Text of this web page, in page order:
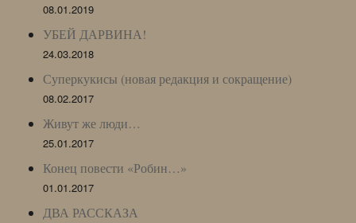
08.01.2019
УБЕЙ ДАРВИНА!
24.03.2018
Суперкукисы (новая редакция и сокращение)
08.02.2017
Живут же люди…
25.01.2017
Конец повести «Робин…»
01.01.2017
ДВА РАССКАЗА